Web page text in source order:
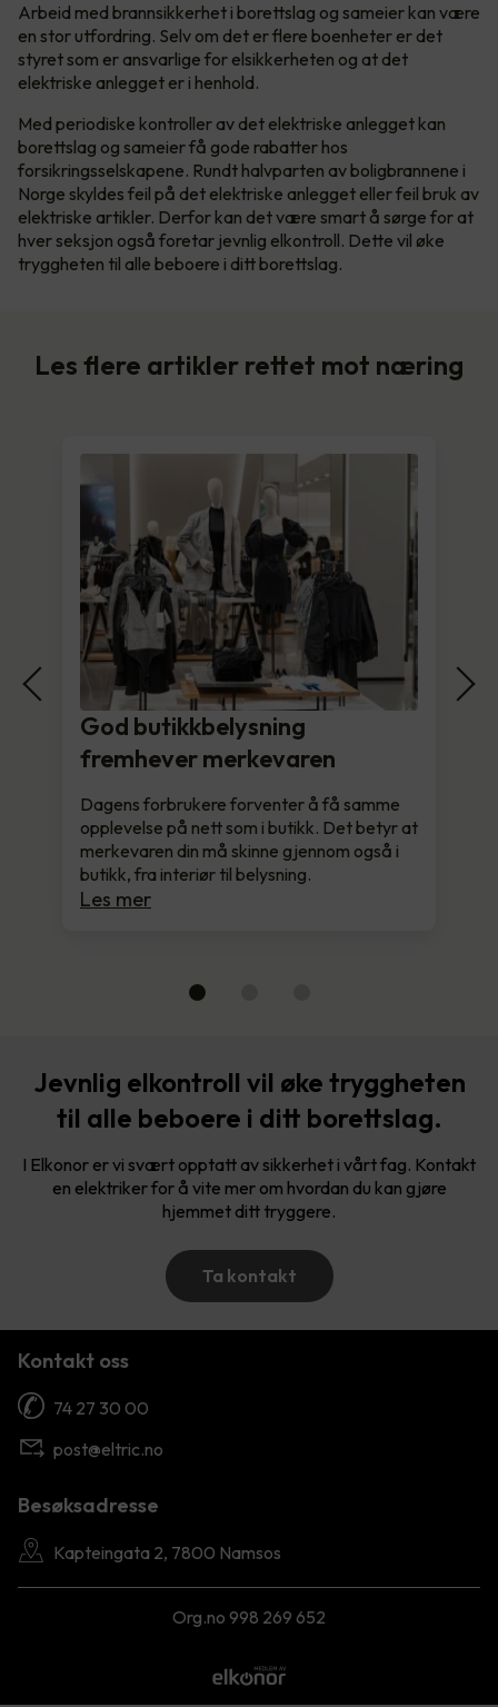
Arbeid med brannsikkerhet i borettslag og sameier kan være
en stor utfordring. Selv om det er flere boenheter er det
styret som er ansvarlige for elsikkerheten og at det
elektriske anlegget er i henhold.
Med periodiske kontroller av det elektriske anlegget kan
borettslag og sameier få gode rabatter hos
forsikringsselskapene. Rundt halvparten av boligbrannene i
Norge skyldes feil på det elektriske anlegget eller feil bruk av
elektriske artikler. Derfor kan det være smart å sørge for at
hver seksjon også foretar jevnlig elkontroll. Dette vil øke
tryggheten til alle beboere i ditt borettslag.
Les flere artikler rettet mot næring
God butikkbelysning
fremhever merkevaren
Dagens forbrukere forventer å få samme
opplevelse på nett som i butikk. Det betyr at
merkevaren din må skinne gjennom også i
butikk, fra interiør til belysning.
Les mer
Jevnlig elkontroll vil øke tryggheten
til alle beboere i ditt borettslag.
I Elkonor er vi svært opptatt av sikkerhet i vårt fag. Kontakt
en elektriker for å vite mer om hvordan du kan gjøre
hjemmet ditt tryggere.
Ta kontakt
Kontakt oss
74 27 30 00
post@eltric.no
Besøksadresse
Kapteingata 2, 7800 Namsos
Org.no 998 269 652